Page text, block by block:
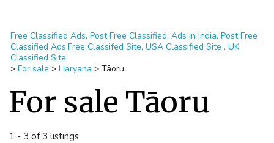
Free Classified Ads, Post Free Classified, Ads in India, Post Free
Classified Ads,Free Classifed Site, USA Classified Site , UK
Classified Site
> For sale > Haryana > Tāoru
For sale Tāoru
1 - 3 of 3 listings